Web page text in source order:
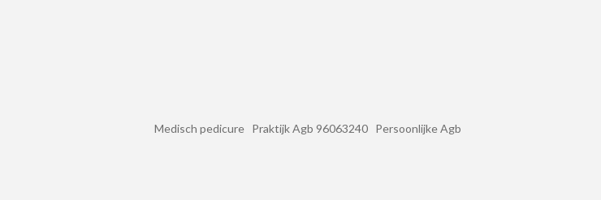
Medisch pedicure Praktijk Agb 96063240 Persoonlijke Agb